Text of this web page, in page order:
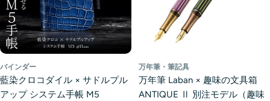
バインダー
藍染クロコダイル × サドルプル
アップ システム手帳 M5
万年筆・筆記具
万年筆 Laban × 趣味の文具箱
ANTIQUE Ⅱ 別注モデル（趣味